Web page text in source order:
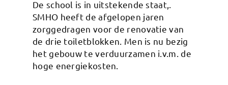
De school is in uitstekende staat,.
SMHO heeft de afgelopen jaren
zorggedragen voor de renovatie van
de drie toiletblokken. Men is nu bezig
het gebouw te verduurzamen i.v.m. de
hoge energiekosten.